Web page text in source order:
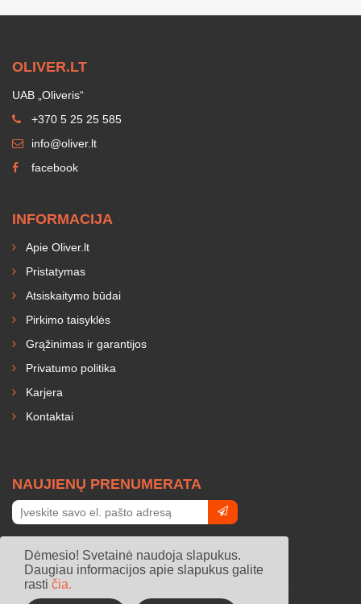
OLIVER.LT
UAB „Oliveris“
+370 5 25 25 585
info@oliver.lt
facebook
INFORMACIJA
Apie Oliver.lt
Pristatymas
Atsiskaitymo būdai
Pirkimo taisyklės
Grąžinimas ir garantijos
Privatumo politika
Karjera
Kontaktai
NAUJIENŲ PRENUMERATA
Dėmesio! Svetainė naudoja slapukus.
Daugiau informacijos apie slapukus galite
rasti čia.